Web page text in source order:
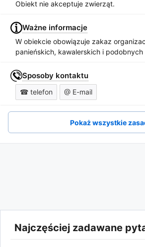
Obiekt nie akceptuje zwierząt.
Ważne informacje
W obiekcie obowiązuje zakaz
panieńskich, kawalerskich i podobnych
Sposoby kontaktu
☎ telefon @ E-mail
Pokaż wszystkie
Najczęściej zadawane